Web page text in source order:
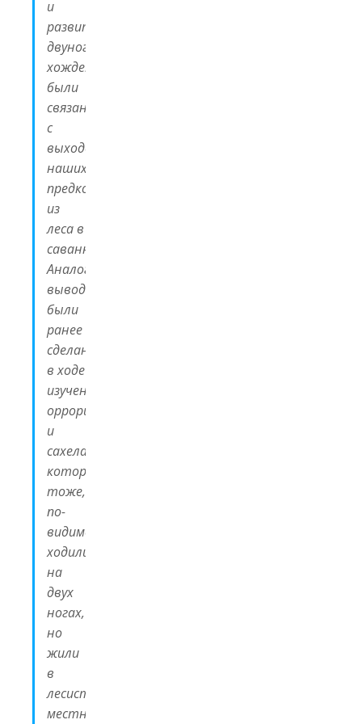
и
развитие
двуногого
хождения
были
связаны
с
выходом
наших
предков
из
леса в
саванну.
Аналогичные
выводы
были
ранее
сделаны
в ходе
изучения
оррорина
и
сахелантропа,
которые
тоже,
по-
видимому,
ходили
на
двух
ногах,
но
жили
в
лесистой
местности…